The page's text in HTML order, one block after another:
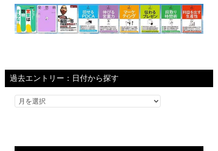
過去エントリー：日付から探す